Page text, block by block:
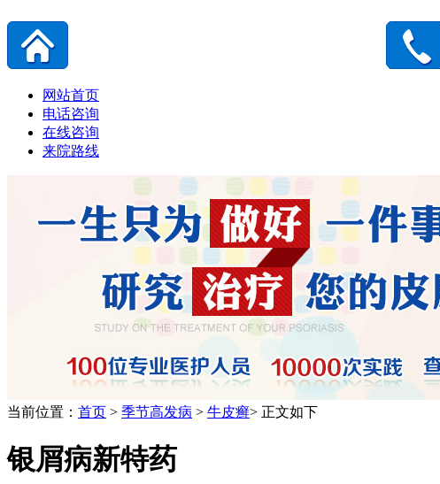
网站首页
电话咨询
在线咨询
来院路线
当前位置： 首页 > 季节高发病 > 牛皮癣> 正文如下
银屑病新特药